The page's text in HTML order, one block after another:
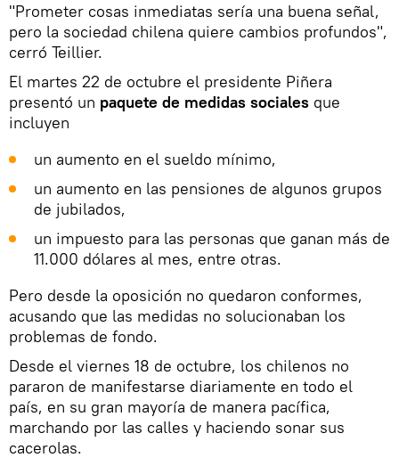
"Prometer cosas inmediatas sería una buena señal,
pero la sociedad chilena quiere cambios profundos",
cerró Teillier.
El martes 22 de octubre el presidente Piñera
presentó un paquete de medidas sociales que
incluyen
un aumento en el sueldo mínimo,
un aumento en las pensiones de algunos grupos
de jubilados,
un impuesto para las personas que ganan más de
11.000 dólares al mes, entre otras.
Pero desde la oposición no quedaron conformes,
acusando que las medidas no solucionaban los
problemas de fondo.
Desde el viernes 18 de octubre, los chilenos no
pararon de manifestarse diariamente en todo el
país, en su gran mayoría de manera pacífica,
marchando por las calles y haciendo sonar sus
cacerolas.